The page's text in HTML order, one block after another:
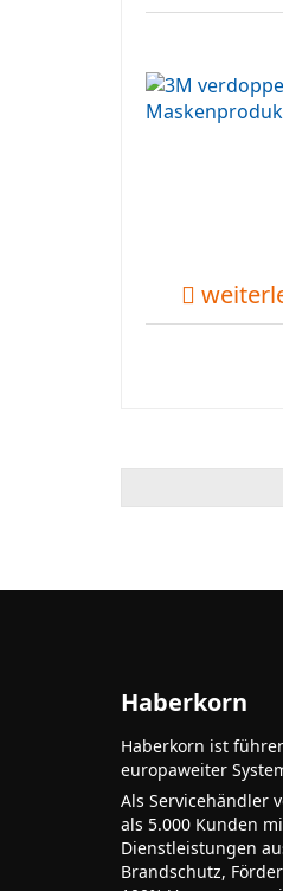
Haberkorn
Haberkorn ist
europaweiter
Als Servicehändler
als 5.000 Kunden
Dienstleistungen
Brandschutz,